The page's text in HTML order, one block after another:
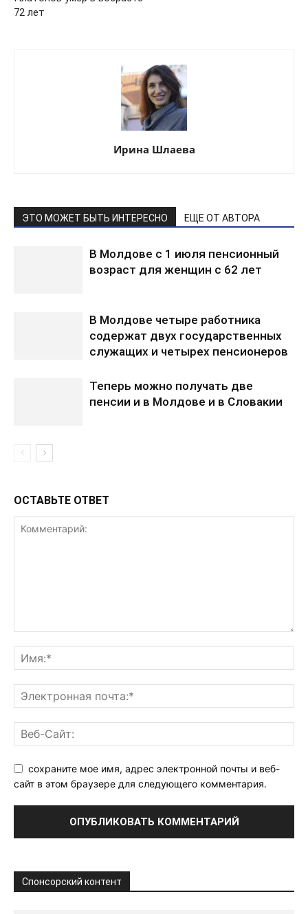
72 лет
Ирина Шлаева
ЭТО МОЖЕТ БЫТЬ ИНТЕРЕСНО ЕЩЕ ОТ АВТОРА
В Молдове с 1 июля пенсионный
возраст для женщин с 62 лет
В Молдове четыре работника
содержат двух государственных
служащих и четырех пенсионеров
Теперь можно получать две
пенсии и в Молдове и в Словакии
ОСТАВЬТЕ ОТВЕТ
сохраните мое имя, адрес электронной почты и веб-
сайт в этом браузере для следующего комментария.
Спонсорский контент